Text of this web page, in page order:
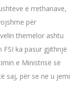
e rrethanave,
për
themelor ashtu
ka pasur gjithnjë
e Ministrisë së
saj, për se ne u jemi